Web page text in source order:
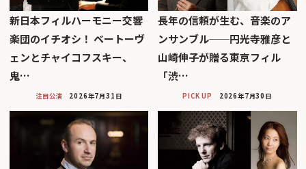
新日本フィルハーモニー交響
楽団のイチオシ！ ベートーヴ
ェンとチャイコフスキー、
鬼…
注目公演 2026年7月31日
長年の信頼が生む、音楽のア
ンサンブル──円光寺雅彦と
山崎伸子が贈る東京フィル
「渋…
PICK UP 2026年7月30日